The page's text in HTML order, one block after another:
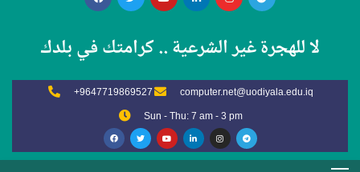
لا للهجرة غير الشرعية .. كرامتك في بلدك
+9647719869527 computer.net@uodiyala.edu.iq
Sun - Thu: 7 am - 3 pm